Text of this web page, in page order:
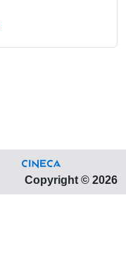
Copyright © 2026